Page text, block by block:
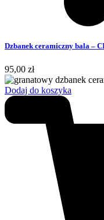
Dzbanek ceramiczny bala –
95,00 zł
Dodaj do koszyka